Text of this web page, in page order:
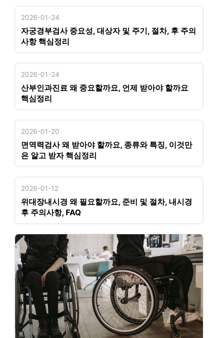
2026-01-24
자궁경부검사 중요성, 대상자 및 주기, 절차, 후 주의
사항 핵심정리
2026-01-24
산부인과진료 왜 중요할까요, 언제 받아야 할까요
핵심정리
2026-01-20
면역력검사 왜 받아야 할까요, 종류와 특징, 이것만
은 알고 받자 핵심정리
2026-01-12
위대장내시경 왜 필요할까요, 준비 및 절차, 내시경
후 주의사항, FAQ